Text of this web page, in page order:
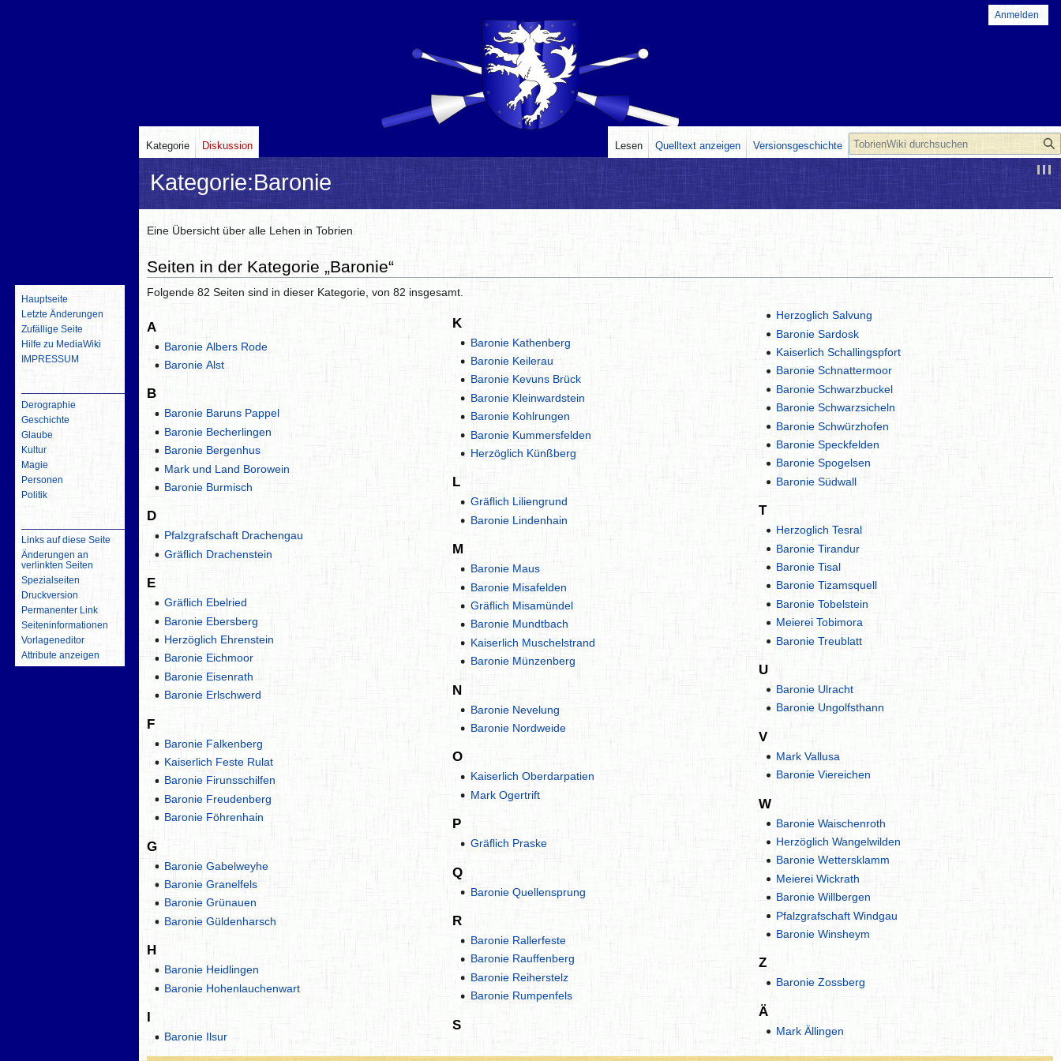
Kategorie:Baronie
Zur
springen
Zur
springen
Eine Übersicht über alle Lehen in Tobrien
Seiten in der Kategorie „Baronie“
Folgende 82 Seiten sind in dieser Kategorie, von 82 insgesamt.
A
Baronie Albers Rode
Baronie Alst
B
Baronie Baruns Pappel
Baronie Becherlingen
Baronie Bergenhus
Mark und Land Borowein
Baronie Burmisch
D
Pfalzgrafschaft Drachengau
Gräflich Drachenstein
E
Gräflich Ebelried
Baronie Ebersberg
Herzöglich Ehrenstein
Baronie Eichmoor
Baronie Eisenrath
Baronie Erlschwerd
F
Baronie Falkenberg
Kaiserlich Feste Rulat
Baronie Firunsschilfen
Baronie Freudenberg
Baronie Föhrenhain
G
Baronie Gabelweyhe
Baronie Granelfels
Baronie Grünauen
Baronie Güldenharsch
H
Baronie Heidlingen
Baronie Hohenlauchenwart
I
Baronie Ilsur
K
Baronie Kathenberg
Baronie Keilerau
Baronie Kevuns Brück
Baronie Kleinwardstein
Baronie Kohlrungen
Baronie Kummersfelden
Herzöglich Künßberg
L
Gräflich Liliengrund
Baronie Lindenhain
M
Baronie Maus
Baronie Misafelden
Gräflich Misamündel
Baronie Mundtbach
Kaiserlich Muschelstrand
Baronie Münzenberg
N
Baronie Nevelung
Baronie Nordweide
O
Kaiserlich Oberdarpatien
Mark Ogertrift
P
Gräflich Praske
Q
Baronie Quellensprung
R
Baronie Rallerfeste
Baronie Rauffenberg
Baronie Reiherstelz
Baronie Rumpenfels
S
Herzoglich Salvung
Baronie Sardosk
Kaiserlich Schallingspfort
Baronie Schnattermoor
Baronie Schwarzbuckel
Baronie Schwarzsicheln
Baronie Schwürzhofen
Baronie Speckfelden
Baronie Spogelsen
Baronie Südwall
T
Herzoglich Tesral
Baronie Tirandur
Baronie Tisal
Baronie Tizamsquell
Baronie Tobelstein
Meierei Tobimora
Baronie Treublatt
U
Baronie Ulracht
Baronie Ungolfsthann
V
Mark Vallusa
Baronie Viereichen
W
Baronie Waischenroth
Herzöglich Wangelwilden
Baronie Wettersklamm
Meierei Wickrath
Baronie Willbergen
Pfalzgrafschaft Windgau
Baronie Winsheym
Z
Baronie Zossberg
Ä
Mark Ällingen
Anmelden
Kategorie Diskussion Lesen Quelltext anzeigen Versionsgeschichte Suche
Hauptseite
Letzte Änderungen
Zufällige Seite
Hilfe zu MediaWiki
IMPRESSUM
Derographie
Geschichte
Glaube
Kultur
Magie
Personen
Politik
Links auf diese Seite
Änderungen an
verlinkten Seiten
Spezialseiten
Druckversion
Permanenter Link
Seiten­­informationen
Vorlageneditor
Attribute anzeigen